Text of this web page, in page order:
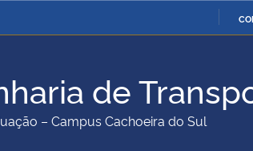
da Justiça e
Ministério da Defesa
da Educação Ministério da Cidadania
de
– Campus Cachoeira do Sul